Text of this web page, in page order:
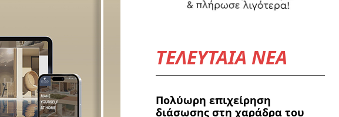
ΤΕΛΕΥΤΑΙΑ ΝΕΑ
Πολύωρη επιχείρηση
διάσωσης στη χαράδρα του